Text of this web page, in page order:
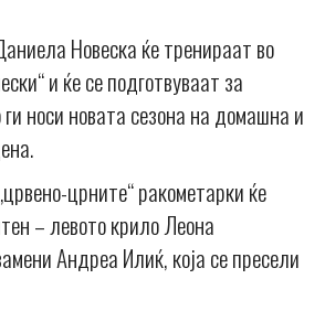
Новеска ќе тренираат во
и ќе се подготвуваат за
носи новата сезона на домашна и
црните“ ракометарки ќе
– левото крило Леона
Андреа Илиќ, која се пресели